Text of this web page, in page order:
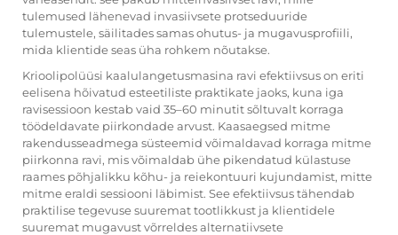
tulemused lähenevad invasiivsete protseduuride
tulemustele, säilitades samas ohutus- ja mugavusprofiili,
mida klientide seas üha rohkem nõutakse.
Krioolipolüüsi kaalulangetusmasina ravi efektiivsus on eriti
eelisena hõivatud esteetiliste praktikate jaoks, kuna iga
ravisessioon kestab vaid 35–60 minutit sõltuvalt korraga
töödeldavate piirkondade arvust. Kaasaegsed mitme
rakendusseadmega süsteemid võimaldavad korraga mitme
piirkonna ravi, mis võimaldab ühe pikendatud külastuse
raames põhjalikku kõhu- ja reiekontuuri kujundamist, mitte
mitme eraldi sessiooni läbimist. See efektiivsus tähendab
praktilise tegevuse suuremat tootlikkust ja klientidele
suuremat mugavust võrreldes alternatiivsete